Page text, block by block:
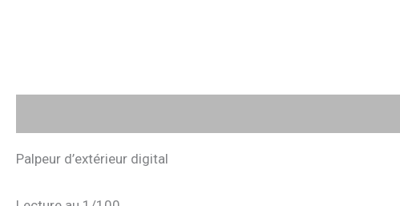
Palpeur d’extérieur digital